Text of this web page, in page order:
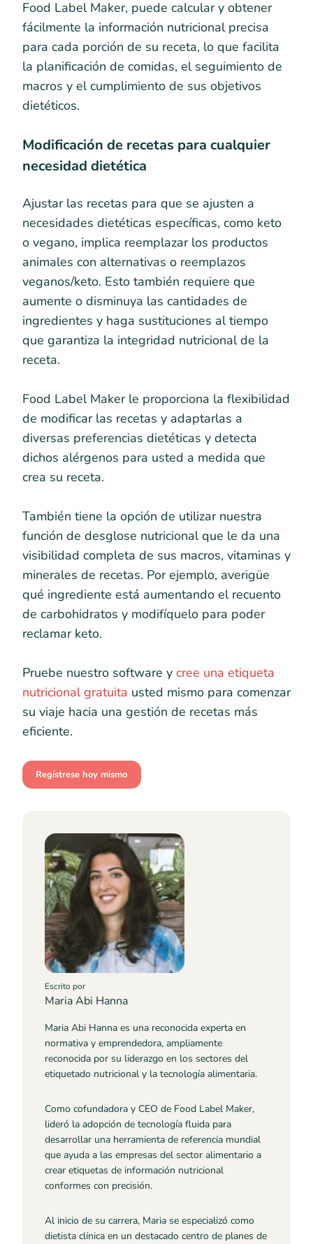
Food Label Maker, puede calcular y obtener
fácilmente la información nutricional precisa
para cada porción de su receta, lo que facilita
la planificación de comidas, el seguimiento de
macros y el cumplimiento de sus objetivos
dietéticos.
Modificación de recetas para cualquier
necesidad dietética
Ajustar las recetas para que se ajusten a
necesidades dietéticas específicas, como keto
o vegano, implica reemplazar los productos
animales con alternativas o reemplazos
veganos/keto. Esto también requiere que
aumente o disminuya las cantidades de
ingredientes y haga sustituciones al tiempo
que garantiza la integridad nutricional de la
receta.
Food Label Maker le proporciona la flexibilidad
de modificar las recetas y adaptarlas a
diversas preferencias dietéticas y detecta
dichos alérgenos para usted a medida que
crea su receta.
También tiene la opción de utilizar nuestra
función de desglose nutricional que le da una
visibilidad completa de sus macros, vitaminas y
minerales de recetas. Por ejemplo, averigüe
qué ingrediente está aumentando el recuento
de carbohidratos y modifíquelo para poder
reclamar keto.
Pruebe nuestro software y cree una etiqueta
nutricional gratuita usted mismo para comenzar
su viaje hacia una gestión de recetas más
eficiente.
Regístrese hoy mismo
Escrito por
Maria Abi Hanna
Maria Abi Hanna es una reconocida experta en
normativa y emprendedora, ampliamente
reconocida por su liderazgo en los sectores del
etiquetado nutricional y la tecnología alimentaria.
Como cofundadora y CEO de Food Label Maker,
lideró la adopción de tecnología fluida para
desarrollar una herramienta de referencia mundial
que ayuda a las empresas del sector alimentario a
crear etiquetas de información nutricional
conformes con precisión.
Al inicio de su carrera, Maria se especializó como
dietista clínica en un destacado centro de planes de